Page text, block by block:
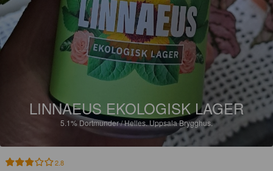
LINNAEUS EKOLOGISK LAGER
5.1%Dortmunder / Helles.Uppsala Brygghus.
2.8